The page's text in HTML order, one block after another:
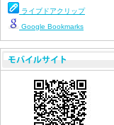
ライブドアクリップ
Google Bookmarks